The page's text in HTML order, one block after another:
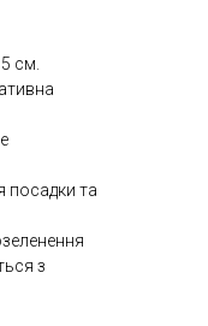
см.
посадки та
з